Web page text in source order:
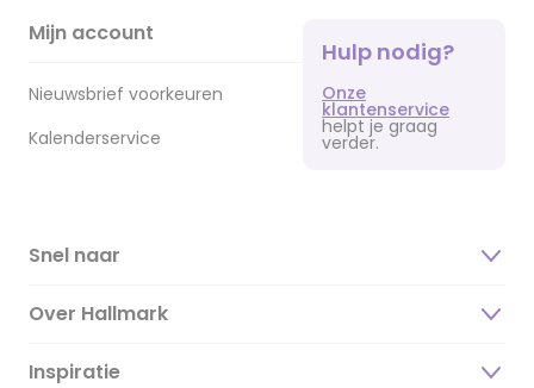
Mijn account
Nieuwsbrief voorkeuren
Kalenderservice
Hulp nodig?
Onze
klantenservice
helpt je graag
verder.
Snel naar
Over Hallmark
Over ons
Inspiratie